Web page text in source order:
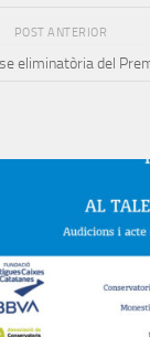
POST ANTERIOR
eliminatòria del